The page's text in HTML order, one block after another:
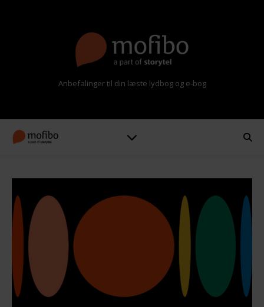
Anbefalinger til din læste lydbog og e-bog